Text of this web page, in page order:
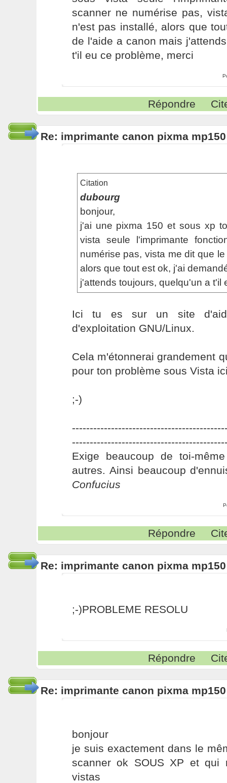
scanner ne numérise pas,
n'est pas installé, alors que
de l'aide a canon mais
t'il eu ce problème, merci
Répondre
Re: imprimante canon pixma mp150
Citation
dubourg
bonjour,
j'ai une pixma 150 et sous xp
vista seule l'imprimante
numérise pas, vista me dit que
alors que tout est ok, j'ai
j'attends toujours, quelqu'un a t'il
Ici tu es sur un site
d'exploitation GNU/Linux.
Cela m'étonnerai grandement
pour ton problème sous Vista
;-)
Exige beaucoup de toi-
autres. Ainsi beaucoup
Confucius
Répondre
Re: imprimante canon pixma mp150
;-)PROBLEME RESOLU
Répondre
Re: imprimante canon pixma mp150
bonjour
je suis exactement dans le
scanner ok SOUS XP et qui
vistas